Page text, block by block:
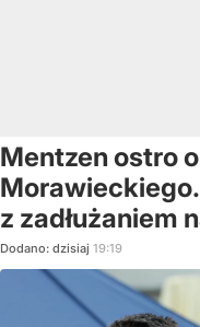
Mentzen ostro
z zadłużaniem
Dodano: dzisiaj 19:19